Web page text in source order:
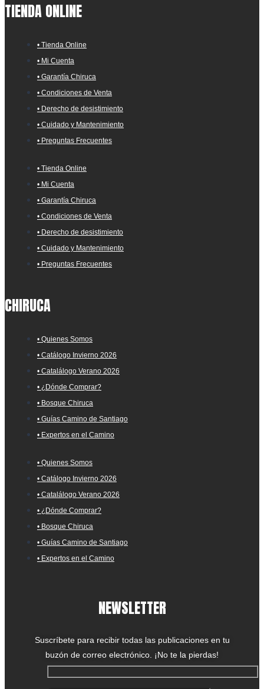
TIENDA ONLINE
• Tienda Online
• Mi Cuenta
• Garantía Chiruca
• Condiciones de Venta
• Derecho de desistimiento
• Cuidado y Mantenimiento
• Preguntas Frecuentes
• Tienda Online
• Mi Cuenta
• Garantía Chiruca
• Condiciones de Venta
• Derecho de desistimiento
• Cuidado y Mantenimiento
• Preguntas Frecuentes
CHIRUCA
• Quienes Somos
• Catálogo Invierno 2026
• Catalálogo Verano 2026
• ¿Dónde Comprar?
• Bosque Chiruca
• Guías Camino de Santiago
• Expertos en el Camino
• Quienes Somos
• Catálogo Invierno 2026
• Catalálogo Verano 2026
• ¿Dónde Comprar?
• Bosque Chiruca
• Guías Camino de Santiago
• Expertos en el Camino
NEWSLETTER
Suscríbete para recibir todas las publicaciones en tu
buzón de correo electrónico. ¡No te la pierdas!